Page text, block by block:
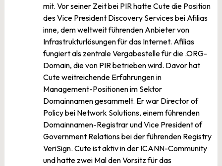
mit. Vor seiner Zeit bei PIR hatte Cute die Position
des Vice President Discovery Services bei Afilias
inne, dem weltweit führenden Anbieter von
Infrastrukturlösungen für das Internet. Afilias
fungiert als zentrale Vergabestelle für die .ORG-
Domain, die von PIR betrieben wird. Davor hat
Cute weitreichende Erfahrungen in
Management-Positionen im Sektor
Domainnamen gesammelt. Er war Director of
Policy bei Network Solutions, einem führenden
Domainnamen-Registrar und Vice President of
Government Relations bei der führenden Registry
VeriSign. Cute ist aktiv in der ICANN-Community
und hatte zwei Mal den Vorsitz für das